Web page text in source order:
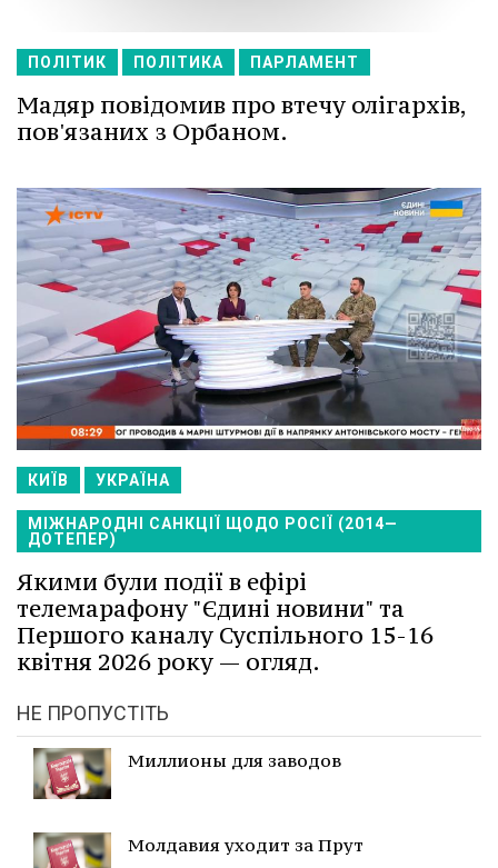
ПОЛІТИК ПОЛІТИКА ПАРЛАМЕНТ
Мадяр повідомив про втечу олігархів,
пов'язаних з Орбаном.
КИЇВ УКРАЇНА
МІЖНАРОДНІ САНКЦІЇ ЩОДО РОСІЇ (2014—
ДОТЕПЕР)
Якими були події в ефірі
телемарафону "Єдині новини" та
Першого каналу Суспільного 15-16
квітня 2026 року — огляд.
НЕ ПРОПУСТІТЬ
Миллионы для заводов
Молдавия уходит за Прут